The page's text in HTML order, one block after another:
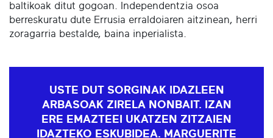
baltikoak ditut gogoan. Independentzia osoa
berreskuratu dute Errusia erraldoiaren aitzinean, herri
zoragarria bestalde, baina inperialista.
USTE DUT SORGINAK IDAZLEEN
ARBASOAK ZIRELA NONBAIT. IZAN
ERE EMAZTEEI UKATZEN ZITZAIEN
IDAZTEKO ESKUBIDEA. MARGUERITE